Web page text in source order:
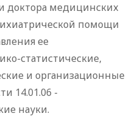
доктора медицинских
помощи
ее
статистические,
и организационные
14.01.06 -
науки.